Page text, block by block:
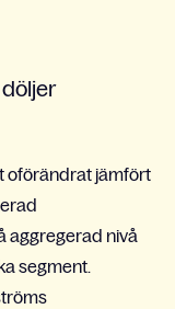
oförändrat jämfört
aggregerad nivå
segment.